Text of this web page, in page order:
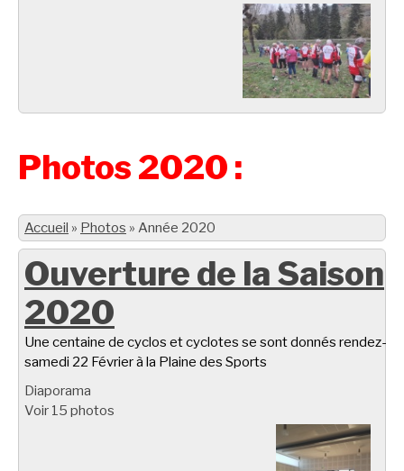
Photos 2020 :
Accueil » Photos » Année 2020
Ouverture de la Saison
2020
Une centaine de cyclos et cyclotes se sont donnés rendez-
samedi 22 Février à la Plaine des Sports
Diaporama
Voir 15 photos